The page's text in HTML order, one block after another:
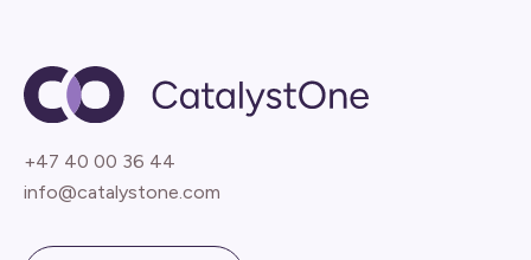
+47 40 00 36 44
info@catalystone.com